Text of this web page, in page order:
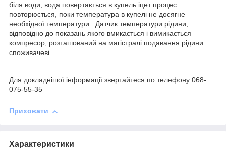
біля води, вода повертається в купель іцет процес
повторюється, поки температура в купелі не досягне
необхідної температури. Датчик температури рідини,
відповідно до показань якого вмикається і вимикається
компресор, розташований на магістралі подавання рідини
споживачеві.
Для докладнішої інформації звертайтеся по телефону 068-
075-55-35
Приховати
Характеристики